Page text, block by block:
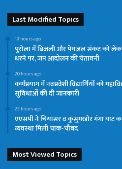
Last Modified Topics
19 hours ago
पुरोला में बिजली और पेयजल संकट को लेकर
धरने पर, जन आंदोलन की चेतावनी
20 hours ago
कर्णप्रयाग में नवप्रवेशी विद्यार्थियों को
सुविधाओं की दी जानकारी
22 hours ago
एएसपी ने चियासर व कुसुमखोर गंगा घाट
व्यवस्था मिली चाक-चौबंद
Most Viewed Topics